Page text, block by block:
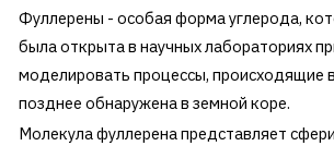
Фуллерены - особая форма углерода,
была открыта в научных лабораториях
моделировать процессы, происходящие
позднее обнаружена в земной коре.
Молекула фуллерена представляет